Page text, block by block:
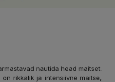
nautida head maitset.
rikkalik ja intensiivne maitse,